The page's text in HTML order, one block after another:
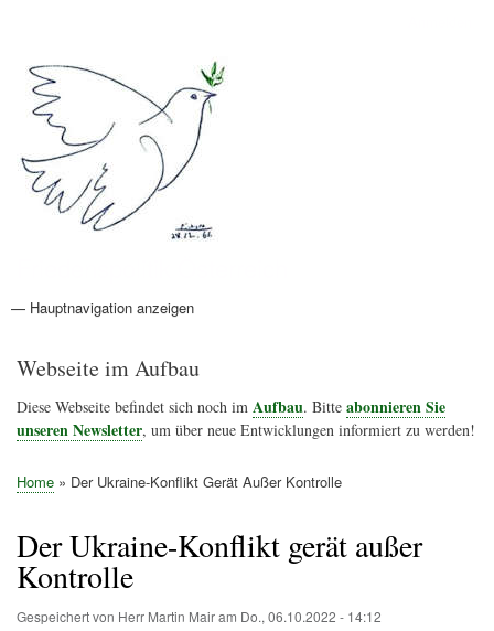
Hauptnavigation
— Hauptnavigation anzeigen
Aktionen
Friedensbewegung
Friedensprojekte
Home
Konflikte
Links
Narichtenlinks
News
Politik
Termine
Texte
Kunst
Friedensexperten
Friedensforschung
Friedensinitiativen
Friedensnachrichten
Webseite im Aufbau
Diese Webseite befindet sich noch im Aufbau. Bitte abonnieren Sie
unseren Newsletter, um über neue Entwicklungen informiert zu werden!
Home Der Ukraine-Konflikt Gerät Außer Kontrolle
Der Ukraine-Konflikt gerät außer
Kontrolle
Gespeichert von Herr Martin Mairam Do., 06.10.2022 - 14:12